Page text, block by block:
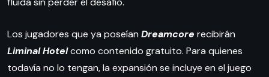
Los jugadores que ya poseían Dreamcore recibirán
Liminal Hotelcomo contenido gratuito. Para quienes
todavía no lo tengan, la expansión se incluye en el juego